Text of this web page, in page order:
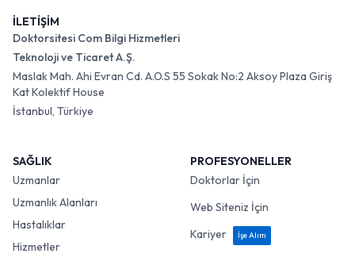
İLETİŞİM
Doktorsitesi Com Bilgi Hizmetleri
Teknoloji ve Ticaret A.Ş.
Maslak Mah. Ahi Evran Cd. A.O.S 55 Sokak No:2 Aksoy Plaza Giriş
Kat Kolektif House
İstanbul, Türkiye
SAĞLIK
Uzmanlar
Uzmanlık Alanları
Hastalıklar
Hizmetler
PROFESYONELLER
Doktorlar İçin
Web Siteniz İçin
Kariyer
İşe Alım